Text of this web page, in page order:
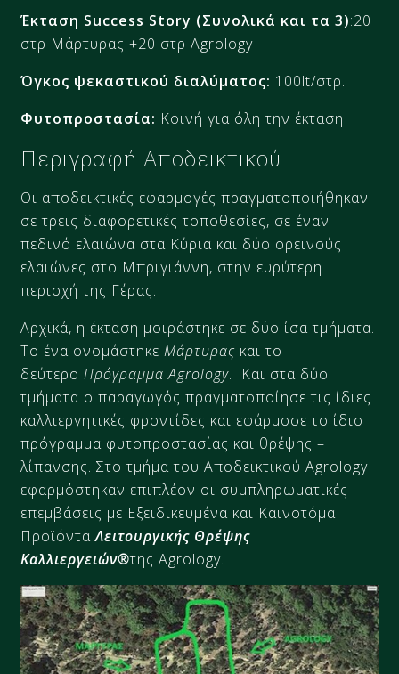
Έκταση Success Story (Συνολικά και τα 3):20
στρ Μάρτυρας +20 στρ Agrology​
Όγκος ψεκαστικού διαλύματος: 100lt/στρ.​
Φυτοπροστασία: Κοινή για όλη την έκταση
Περιγραφή Αποδεικτικού
Οι αποδεικτικές εφαρμογές πραγματοποιήθηκαν
σε τρεις διαφορετικές τοποθεσίες, σε έναν
πεδινό ελαιώνα στα Κύρια και δύο ορεινούς
ελαιώνες στο Μπριγιάννη, στην ευρύτερη
περιοχή της Γέρας.
Αρχικά, η έκταση μοιράστηκε σε δύο ίσα τμήματα.
Το ένα ονομάστηκεΜάρτυρας και το
δεύτεροΠρόγραμμα Agrology. Και στα δύο
τμήματα ο παραγωγός πραγματοποίησε τις ίδιες
καλλιεργητικές φροντίδες και εφάρμοσε το ίδιο
πρόγραμμα φυτοπροστασίας και θρέψης –
λίπανσης. Στο τμήμα του Αποδεικτικού Agrology
εφαρμόστηκαν επιπλέον οι συμπληρωματικές
επεμβάσεις με Εξειδικευμένα και Καινοτόμα
ΠροϊόνταΛειτουργικής Θρέψης
Καλλιεργειών®της Agrology.